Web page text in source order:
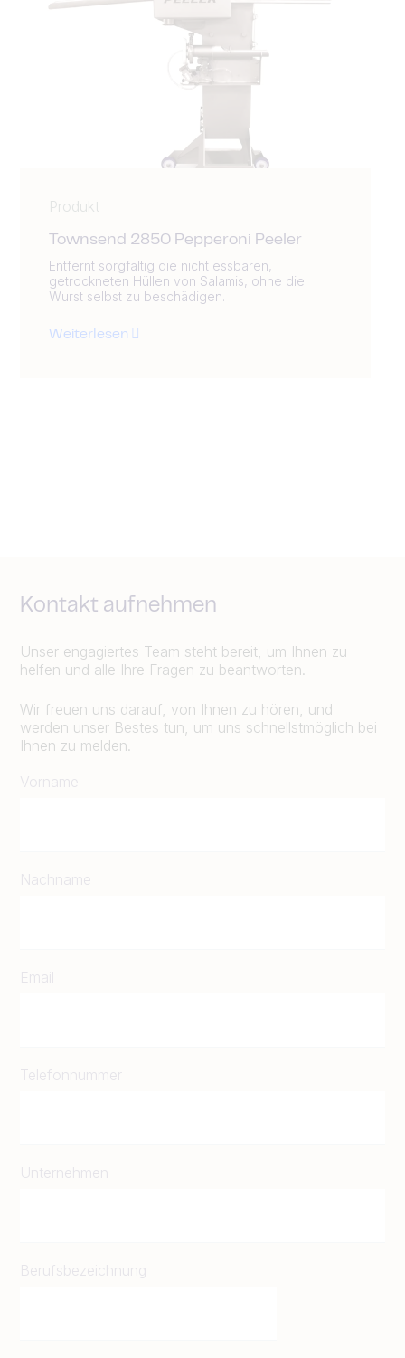
Produkt
Townsend 2850 Pepperoni Peeler
Entfernt sorgfältig die nicht essbaren,
getrockneten Hüllen von Salamis, ohne die
Wurst selbst zu beschädigen.
Weiterlesen
Kontakt aufnehmen
Unser engagiertes Team steht bereit, um Ihnen zu
helfen und alle Ihre Fragen zu beantworten.
Wir freuen uns darauf, von Ihnen zu hören, und
werden unser Bestes tun, um uns schnellstmöglich bei
Ihnen zu melden.
Vorname
Nachname
Email
Telefonnummer
Unternehmen
Berufsbezeichnung